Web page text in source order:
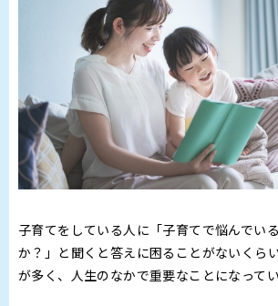
子育てをしている人に「子育てで悩んでい
か？」と聞くと答えに困ることがないくら
が多く、人生のなかで重要なことになってい